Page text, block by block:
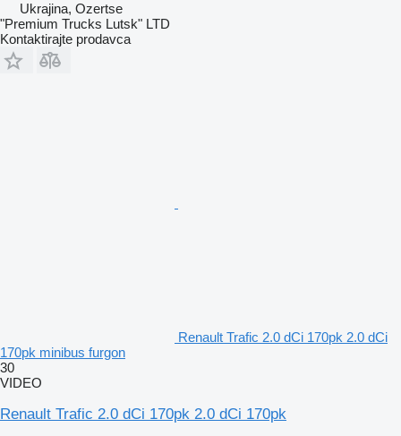
Ukrajina, Ozertse
"Premium Trucks Lutsk" LTD
Kontaktirajte prodavca
Renault Trafic 2.0 dCi 170pk 2.0 dCi
170pk minibus furgon
30
VIDEO
Renault Trafic 2.0 dCi 170pk 2.0 dCi 170pk